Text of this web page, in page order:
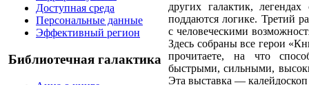
Доступная среда
Персональные данные
Эффективный регион
Библиотечная галактика
других галактик,
поддаются логике. Третий
с человеческими
Здесь собраны все герои
прочитаете, на что
быстрыми, сильными,
Эта выставка —